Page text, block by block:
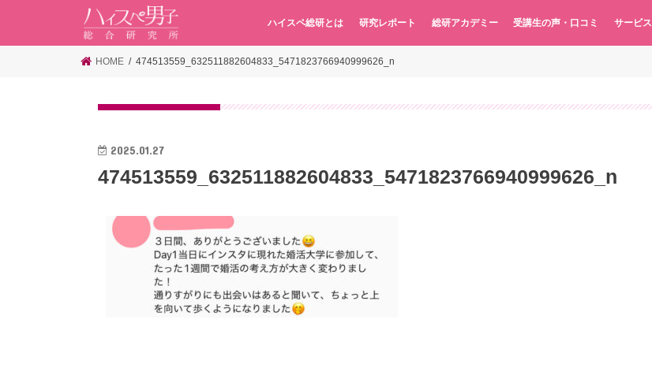
ハイスペ総研とは 研究レポート 総研アカデミー 受講生の声・口コミ サービス
HOME 474513559_632511882604833_5471823766940999626_n
2025.01.27
474513559_632511882604833_5471823766940999626_n